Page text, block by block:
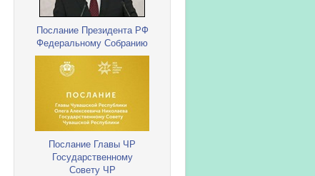
Послание Президента РФ
Федеральному Собранию
Послание Главы ЧР
Государственному
Совету ЧР